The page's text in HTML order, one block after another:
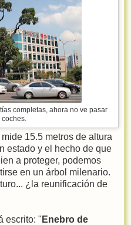
completas, ahora no ve pasar
15.5 metros de altura
estado y el hecho de que
a proteger, podemos
en un árbol milenario.
¿la reunificación de
escrito: " Enebro de